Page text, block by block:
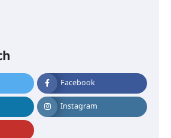
Facebook
Instagram
മദ്രാസ്സിൽ നിന്നും
– ഇരിങ്ങാലക്കുട
ആതിര എം കെ യുടെ
പ്രതിസന്ധികളോട് പൊരുതി